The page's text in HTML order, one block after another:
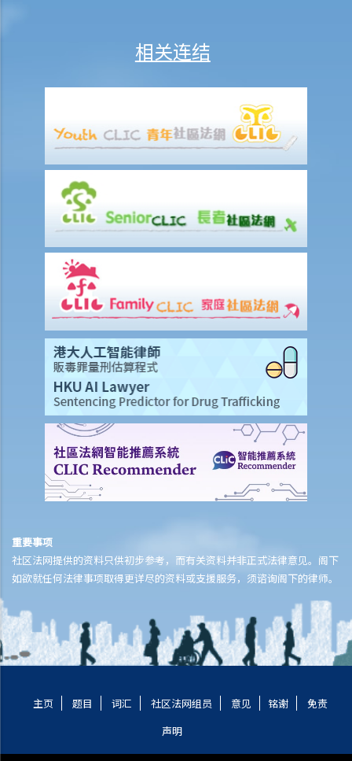
G. 免费法律咨询专线（由香港律师会提供）
I. 无律师代表民事程序法律谘询计划(程序谘询计划)（由政务司司长辧公
申请法律支援服务的「资格评估」
举例说明
A. 民事模拟个案
B. 刑事模拟个案
相关连结
重要事项
社区法网提供的资料只供初步参考，而有关资料并非正式法律意见。阁下
如欲就任何法律事项取得更详尽的资料或支援服务，须谘询阁下的律师。
主页 题目 词汇 社区法网组员 意见 铭谢
免责
声明